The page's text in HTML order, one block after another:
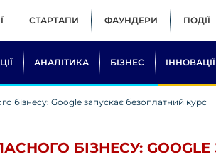
СТАРТАПИ ФАУНДЕРИ ПОДІЇ
АНАЛІТИКА БІЗНЕС ІННОВАЦІЇ
бізнесу: Google запускає безоплатний курс
БІЗНЕСУ: